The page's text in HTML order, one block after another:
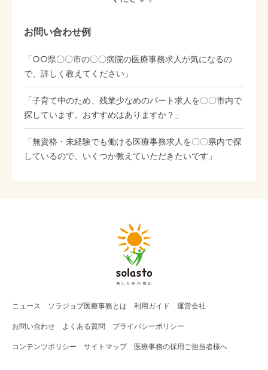
お問い合わせ例
「○○県〇〇市の〇〇病院の医療事務求人が気になるの
で、詳しく教えてください」
「子育て中のため、残業少なめのパート求人を〇〇市内で
探しています。おすすめはありますか？」
「無資格・未経験でも働ける医療事務求人を〇〇県内で探
しているので、いくつか教えていただきたいです」
ニュース ソラジョブ医療事務 とは 利用ガイド 運営会社
お問い合わせ よくある質問 プライバシーポリシー
コンテンツポリシー サイトマップ 医療事務の採用ご担当者様へ